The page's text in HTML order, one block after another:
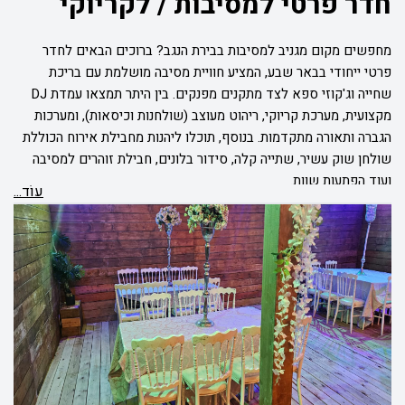
מחפשים מקום מגניב למסיבות בבירת הנגב? ברוכים הבאים לחדר
פרטי ייחודי בבאר שבע, המציע חוויית מסיבה מושלמת עם בריכת
שחייה וג'קוזי ספא לצד מתקנים מפנקים. בין היתר תמצאו עמדת DJ
מקצועית, מערכת קריוקי, ריהוט מעוצב (שולחנות וכיסאות), ומערכות
הגברה ותאורה מתקדמות. בנוסף, תוכלו ליהנות מחבילת אירוח הכוללת
שולחן שוק עשיר, שתייה קלה, סידור בלונים, חבילת זוהרים למסיבה
ועוד הפתעות שוות.
עוֹד...